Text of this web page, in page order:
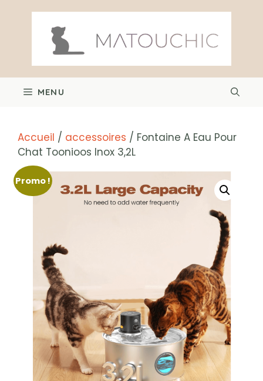
MENU
Accueil / accessoires / Fontaine A Eau Pour
Chat Toonioos Inox 3,2L
Promo !